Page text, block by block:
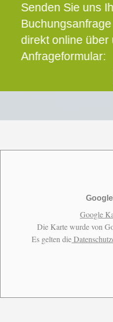
Senden Sie uns
Buchungsanfrage
direkt online über
Anfrageformular:
Google
Die Karte wurde von
Es gelten die